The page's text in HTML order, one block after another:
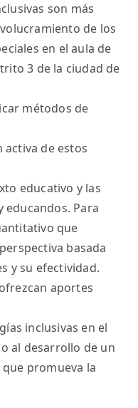
son más
de los
en el aula de
3 de la ciudad de
métodos de
de estos
educativo y las
educandos. Para
que
basada
y su efectividad.
aportes
inclusivas en el
al desarrollo de un
promueva la